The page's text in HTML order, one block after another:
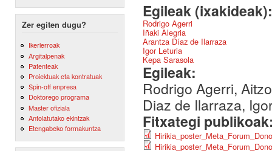
Zer egiten dugu?
Ikerlerroak
Argitalpenak
Patenteak
Proiektuak eta kontratuak
Spin-off enpresa
Doktorego programa
Master ofiziala
Antolatutako ekintzak
Etengabeko formakuntza
Egileak
Rodrigo Agerri
Iñaki Alegria
Arantza Díaz de Ilarraza
Igor Leturia
Kepa Sarasola
Egileak:
Rodrigo Agerri,
Diaz de Ilarraza,
Fitxategi